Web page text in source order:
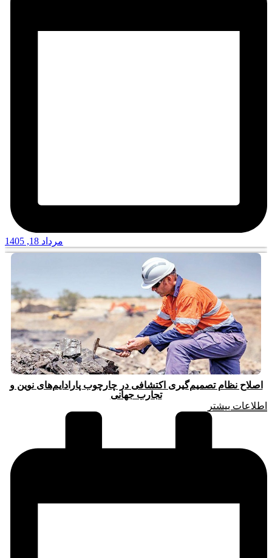
مرداد 18, 1405
اصلاح نظام تصمیم‌گیری اکتشافی در چارچوب پارادایم‌های نوین و
تجارب جهانی
اطلاعات بیشتر